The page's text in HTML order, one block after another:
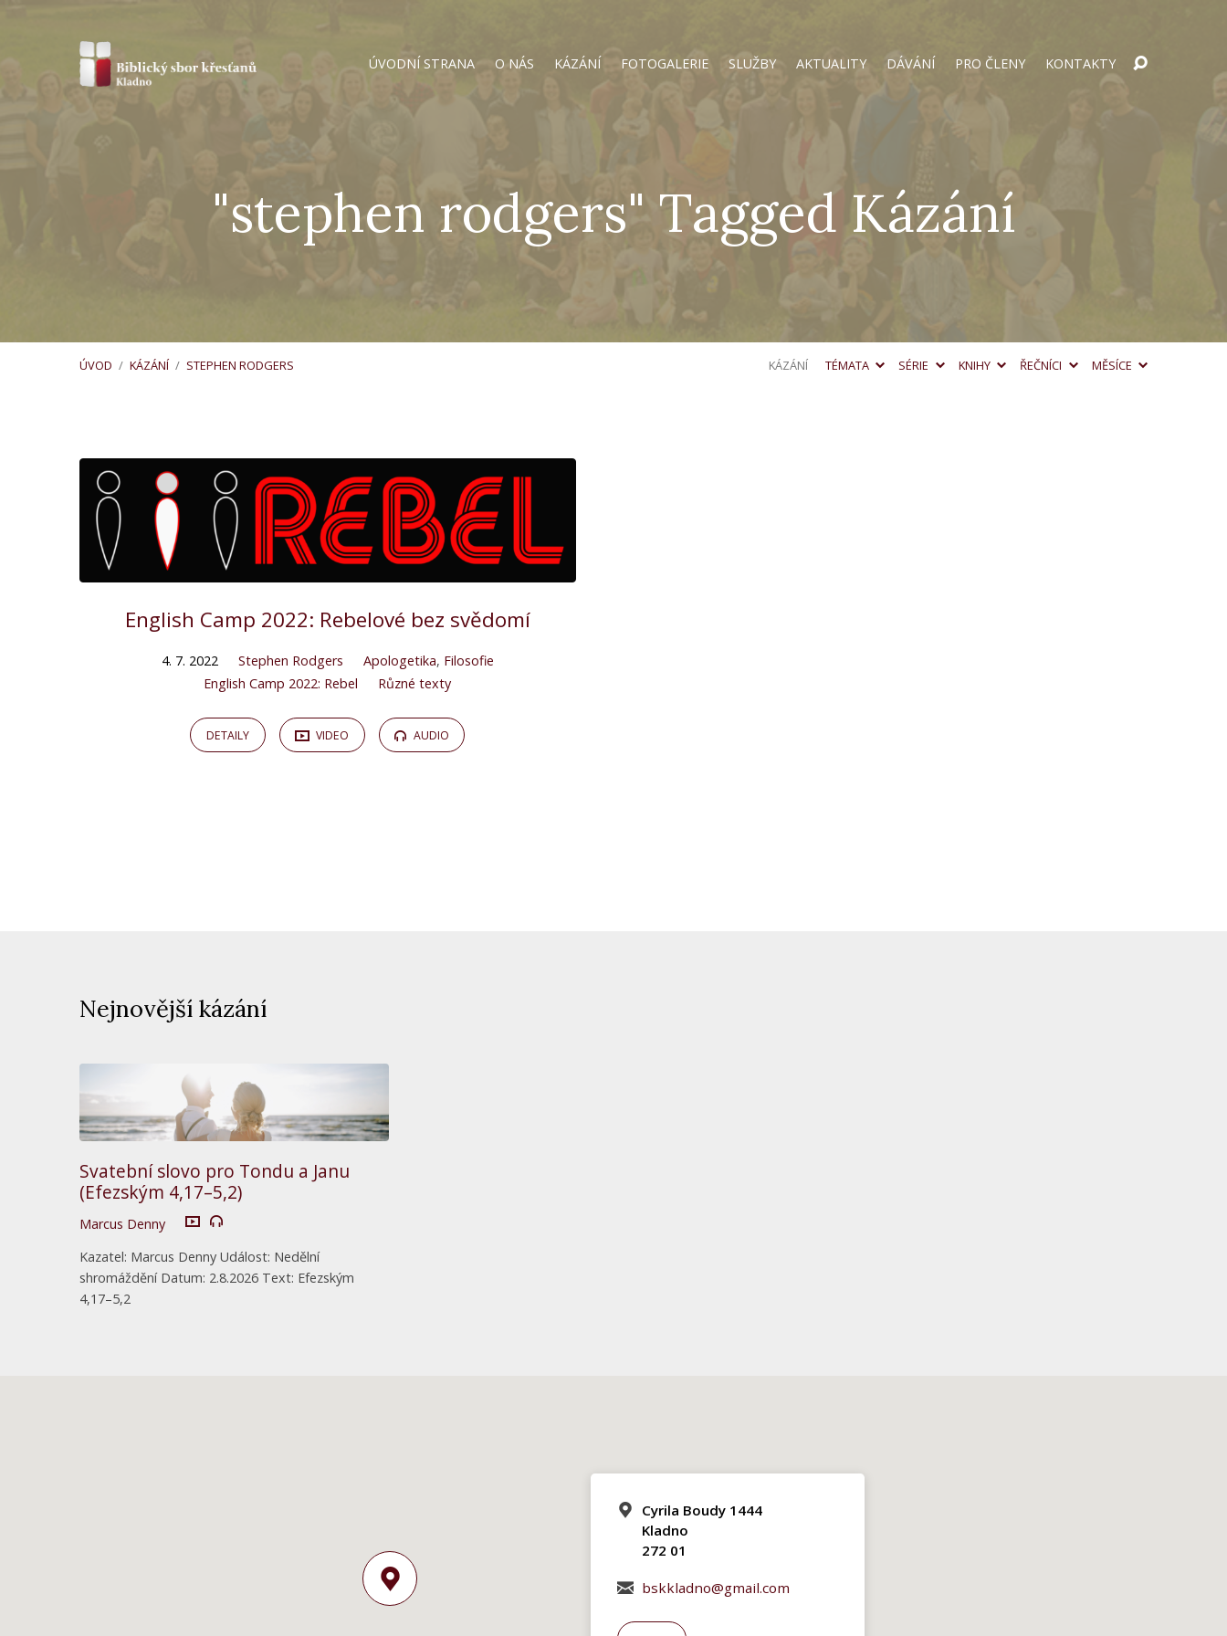
ÚVODNÍ STRANA O NÁS KÁZÁNÍ FOTOGALERIE SLUŽBY AKTUALITY DÁVÁNÍ PRO ČLENY KONTAKTY
"stephen rodgers" Tagged Kázání
ÚVOD / KÁZÁNÍ / STEPHEN RODGERS KÁZÁNÍ TÉMATA SÉRIE KNIHY ŘEČNÍCI MĚSÍCE
"stephen
rodgers"
Tagged
Kázání
English Camp 2022: Rebelové bez svědomí
4. 7. 2022 Stephen Rodgers Apologetika, Filosofie
English Camp 2022: Rebel
Různé texty
DETAILY VIDEO AUDIO
Nejnovější kázání
Svatební slovo pro Tondu a Janu
(Efezským 4,17–5,2)
Marcus Denny
Kazatel: Marcus Denny Událost: Nedělní
shromáždění Datum: 2.8.2026 Text: Efezským
4,17–5,2
Cyrila Boudy 1444
Kladno
272 01
bskkladno@gmail.com